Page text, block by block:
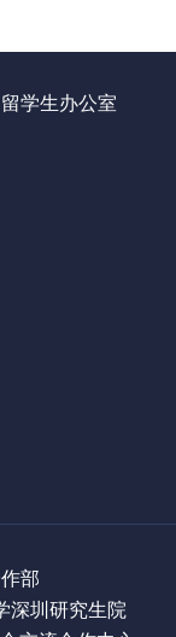
学生办公室
部
深圳研究生院